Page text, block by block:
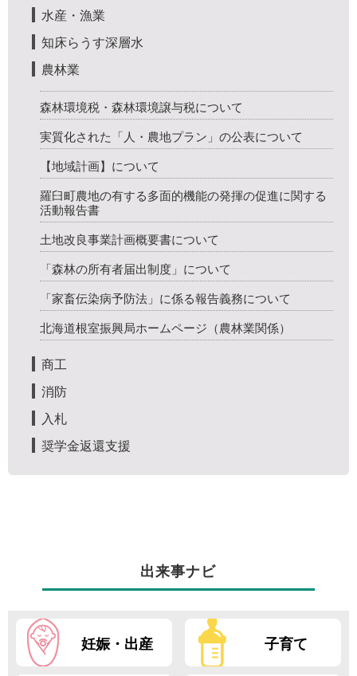
水産・漁業
知床らうす深層水
農林業
森林環境税・森林環境譲与税について
実質化された「人・農地プラン」の公表について
【地域計画】について
羅臼町農地の有する多面的機能の発揮の促進に関する
活動報告書
土地改良事業計画概要書について
「森林の所有者届出制度」について
「家畜伝染病予防法」に係る報告義務について
北海道根室振興局ホームページ（農林業関係）
商工
消防
入札
奨学金返還支援
出来事ナビ
妊娠・出産 子育て